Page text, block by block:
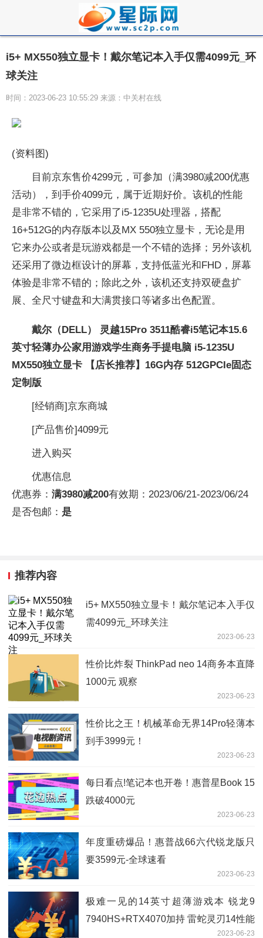
i5+ MX550独立显卡！戴尔笔记本入手仅需4099元_环
球关注
时间：2023-06-23 10:55:29 来源：中关村在线
(资料图)
目前京东售价4299元，可参加（满3980减200优惠
活动），到手价4099元，属于近期好价。该机的性能
是非常不错的，它采用了i5-1235U处理器，搭配
16+512G的内存版本以及MX 550独立显卡，无论是用
它来办公或者是玩游戏都是一个不错的选择；另外该机
还采用了微边框设计的屏幕，支持低蓝光和FHD，屏幕
体验是非常不错的；除此之外，该机还支持双硬盘扩
展、全尺寸键盘和大满贯接口等诸多出色配置。
戴尔（DELL） 灵越15Pro 3511酷睿i5笔记本15.6
英寸轻薄办公家用游戏学生商务手提电脑 i5-1235U
MX550独立显卡 【店长推荐】16G内存 512GPCIe固态
定制版
[经销商]京东商城
[产品售价]4099元
进入购买
优惠信息
优惠券： 满3980减200有效期： 2023/06/21-2023/06/24
是否包邮： 是
推荐内容
i5+ MX550独立显卡！戴尔笔记本入手仅
需4099元_环球关注
2023-06-23
性价比炸裂 ThinkPad neo 14商务本直降
1000元 观察
2023-06-23
性价比之王！机械革命无界14Pro轻薄本
到手3999元！
2023-06-23
每日看点!笔记本也开卷！惠普星Book 15
跌破4000元
2023-06-23
年度重磅爆品！惠普战66六代锐龙版只
要3599元-全球速看
2023-06-23
极难一见的14英寸超薄游戏本 锐龙9
7940HS+RTX4070加持 雷蛇灵刃14性能
2023-06-23